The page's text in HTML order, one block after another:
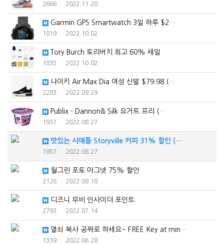
2666 2022.11.20
Garmin GPS Smartwatch 3일 하루 $2…
1819 2022.10.02
Tory Burch 토리버치 최고 60% 세일
1835 2022.10.02
나이키 Air Max Dia 여성 신발 $79.98 (…
2283 2022.09.29
Publix - Dannon& Silk 요거트 프리 (…
1937 2022.08.27
맛있는 시애틀 Storyville 커피 31% 할인 (…
1957 2022.08.27
월그린 포토 마그넷 75% 할인
2126 2022.08.18
디즈니 무비 인사이더 포인트
2793 2022.07.14
열쇠 복사 공짜로 하세요~ FREE Key at min…
1339 2022.06.28